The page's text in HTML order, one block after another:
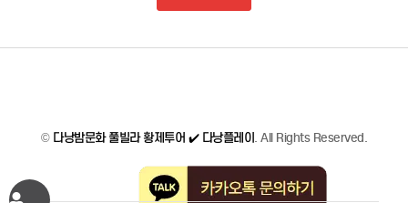
© 다낭밤문화 풀빌라 황제투어 ✔️ 다낭플레이 . All Rights Reserved.